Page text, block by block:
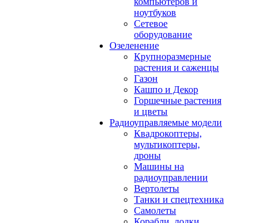
ноутбуков
Сетевое
оборудование
Озеленение
Крупноразмерные
растения и саженцы
Газон
Кашпо и Декор
Горшечные растения
и цветы
Радиоуправляемые модели
Квадрокоптеры,
мультикоптеры,
дроны
Машины на
радиоуправлении
Вертолеты
Танки и спецтехника
Самолеты